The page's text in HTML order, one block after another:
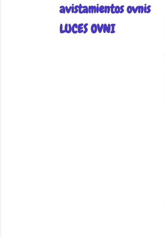
avistamientos ovnis
LUCES OVNI